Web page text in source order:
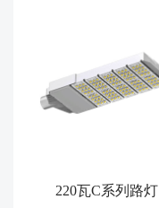
220瓦C系列路灯